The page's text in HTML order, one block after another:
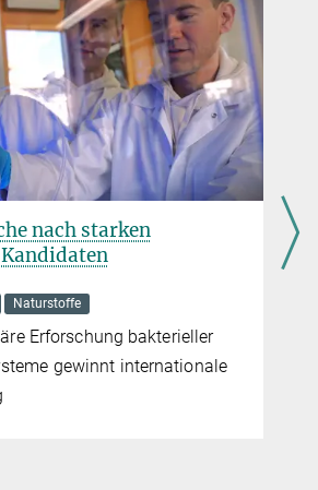
nach starken
Naturstoffe
Erforschung bakterieller
gewinnt internationale